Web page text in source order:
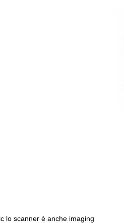
lo scanner è anche imaging